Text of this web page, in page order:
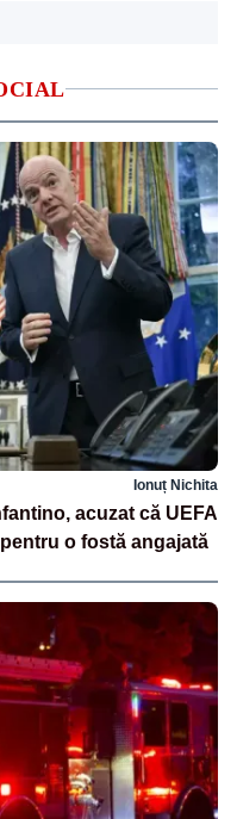
Ionuț Nichita
acuzat că UEFA
o fostă angajată